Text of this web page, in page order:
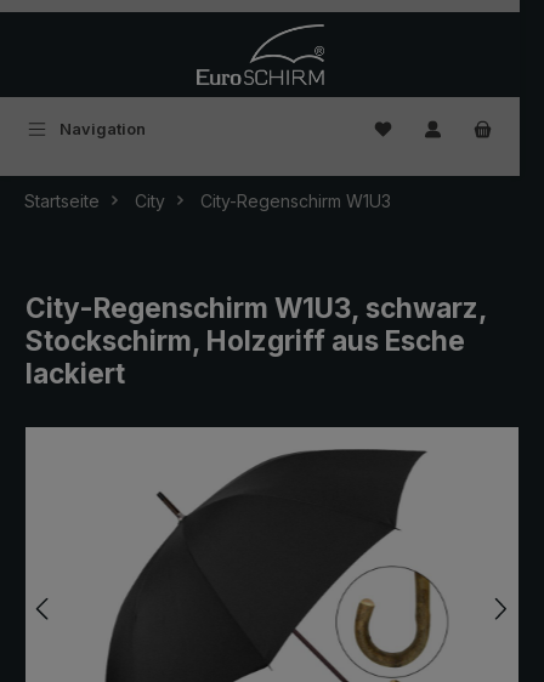
Navigation Du hast 0
Startseite City City-Regenschirm W1U3
City-Regenschirm W1U3, schwarz,
Stockschirm, Holzgriff aus Esche
lackiert